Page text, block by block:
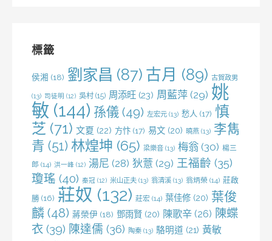
標籤
侯湘 (18) 劉家昌 (87) 古月 (89) 古賀政男
(13) 司徒明 (12) 吳村 (15) 周添旺 (23) 周藍萍 (29) 姚
敏 (144) 孫儀 (49) 左宏元 (13) 愁人 (17) 慎
芝 (71) 文夏 (22) 方忭 (17) 易文 (20) 曉燕 (13) 李雋
青 (51) 林煌坤 (65) 梁樂音 (13) 梅翁 (30) 楊三
郎 (14) 洪一峰 (12) 湯尼 (28) 狄薏 (29) 王福齡 (35)
瓊瑤 (40) 秦冠 (12) 米山正夫 (13) 翁清溪 (13) 翁炳榮 (14) 莊啟
勝 (16) 莊奴 (132) 莊宏 (14) 葉佳修 (20) 葉俊
麟 (48) 蔣榮伊 (18) 鄧雨賢 (20) 陳歌辛 (26) 陳蝶
衣 (39) 陳達儒 (36) 陶秦 (13) 駱明道 (21) 黃敏